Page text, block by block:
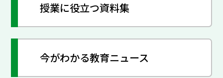
授業に役立つ資料集
今がわかる教育ニュース